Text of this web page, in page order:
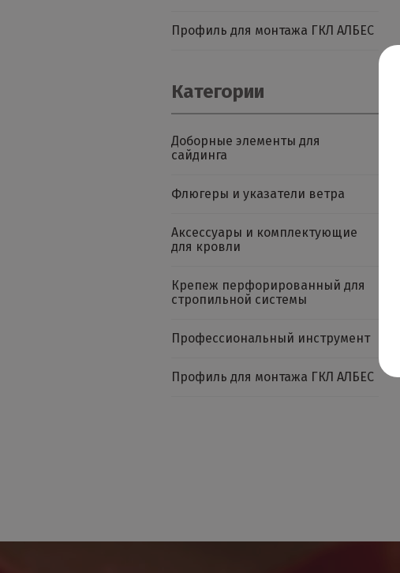
Профиль для монтажа ГКЛ АЛБЕС
Категории
Доборные элементы для
сайдинга
Флюгеры и указатели ветра
Аксессуары и комплектующие
для кровли
Крепеж перфорированный для
стропильной системы
Профессиональный инструмент
Профиль для монтажа ГКЛ АЛБЕС